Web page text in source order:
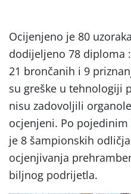
Ocijenjeno je 80
dodijeljeno 78 diploma
21 brončanih i 9
su greške u tehnologiji
nisu zadovoljili
ocjenjeni. Po
je 8 šampionskih
ocjenjivanja
biljnog podrijetla.